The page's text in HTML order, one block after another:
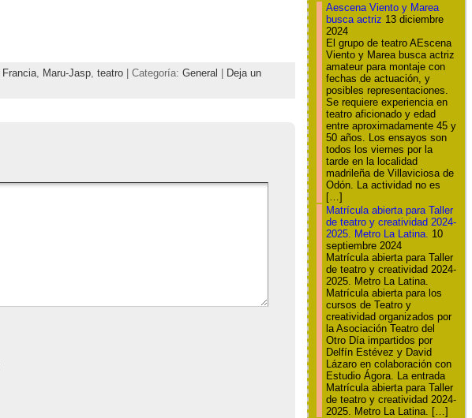
Francia, Maru-Jasp, teatro| Categoría: General
Deja un
Aescena Viento y Marea
busca actriz 13 diciembre
2024
El grupo de teatro AEscena
Viento y Marea busca actriz
amateur para montaje con
fechas de actuación, y
posibles representaciones.
Se requiere experiencia en
teatro aficionado y edad
entre aproximadamente 45 y
50 años. Los ensayos son
todos los viernes por la
tarde en la localidad
madrileña de Villaviciosa de
Odón. La actividad no es
[…]
Matrícula abierta para Taller
de teatro y creatividad 2024-
2025. Metro La Latina. 10
septiembre 2024
Matrícula abierta para Taller
de teatro y creatividad 2024-
2025. Metro La Latina.
Matrícula abierta para los
cursos de Teatro y
creatividad organizados por
la Asociación Teatro del
Otro Día impartidos por
Delfín Estévez y David
Lázaro en colaboración con
Estudio Ágora. La entrada
Matrícula abierta para Taller
de teatro y creatividad 2024-
2025. Metro La Latina. […]